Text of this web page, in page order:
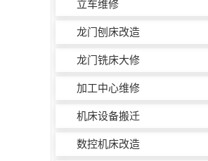
立车维修
龙门刨床改造
龙门铣床大修
加工中心维修
机床设备搬迁
数控机床改造